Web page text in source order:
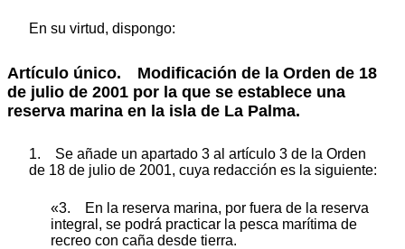
En su virtud, dispongo:
Artículo único. Modificación de la Orden de 18
de julio de 2001 por la que se establece una
reserva marina en la isla de La Palma.
1. Se añade un apartado 3 al artículo 3 de la Orden
de 18 de julio de 2001, cuya redacción es la siguiente:
«3. En la reserva marina, por fuera de la reserva
integral, se podrá practicar la pesca marítima de
recreo con caña desde tierra.